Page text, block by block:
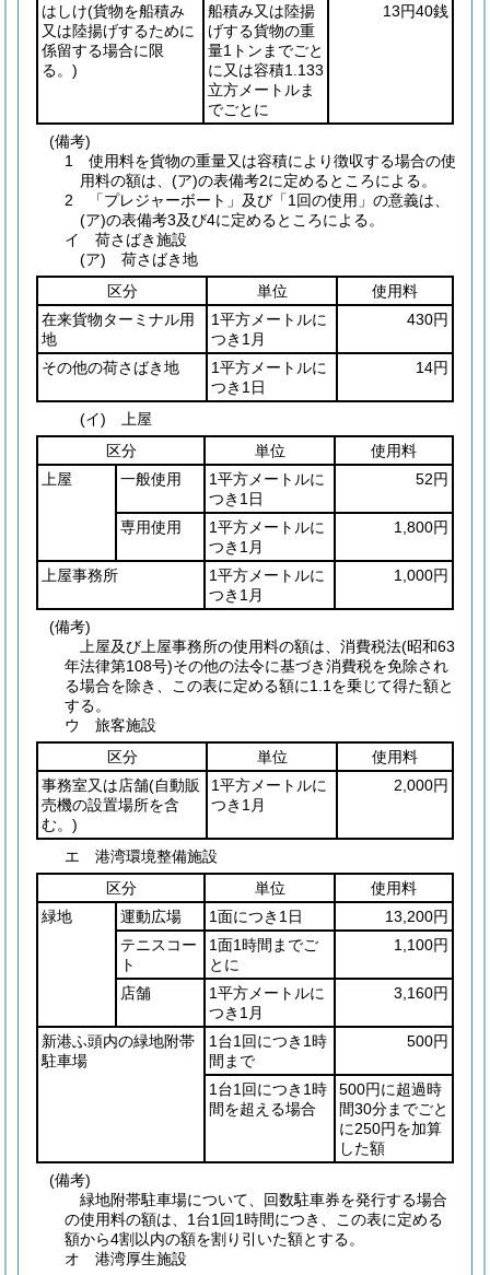
はしけ(貨物を船積み
又は陸揚げするために
係留する場合に限
る。)
船積み又は陸揚
げする貨物の重
量1トンまでごと
に又は容積1.133
立方メートルま
でごとに
13円40銭
(備考)
1 使用料を貨物の重量又は容積により徴収する場合の使
用料の額は、(ア)の表備考2に定めるところによる。
2 「プレジャーボート」及び「1回の使用」の意義は、
(ア)の表備考3及び4に定めるところによる。
イ 荷さばき施設
(ア) 荷さばき地
区分
単位
使用料
在来貨物ターミナル用
地
1平方メートルに
つき1月
430円
その他の荷さばき地
1平方メートルに
つき1日
14円
(イ) 上屋
区分
単位
使用料
上屋
一般使用
1平方メートルに
つき1日
52円
専用使用
1平方メートルに
つき1月
1,800円
上屋事務所
1平方メートルに
つき1月
1,000円
(備考)
上屋及び上屋事務所の使用料の額は、消費税法(昭和63
年法律第108号)その他の法令に基づき消費税を免除され
る場合を除き、この表に定める額に1.1を乗じて得た額と
する。
ウ 旅客施設
区分
単位
使用料
事務室又は店舗(自動販
売機の設置場所を含
む。)
1平方メートルに
つき1月
2,000円
エ 港湾環境整備施設
区分
単位
使用料
緑地
運動広場 1面につき1日
13,200円
テニスコー
ト
1面1時間までご
とに
1,100円
店舗
1平方メートルに
つき1月
3,160円
新港ふ頭内の緑地附帯
駐車場
1台1回につき1時
間まで
500円
1台1回につき1時
間を超える場合
500円に超過時
間30分までごと
に250円を加算
した額
(備考)
緑地附帯駐車場について、回数駐車券を発行する場合
の使用料の額は、1台1回1時間につき、この表に定める
額から4割以内の額を割り引いた額とする。
オ 港湾厚生施設